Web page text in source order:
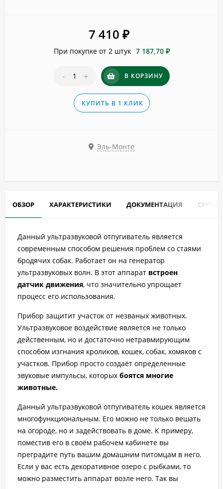
7 410 ₽
При покупке от 2 штук 7 187,70 ₽
- + В КОРЗИНУ
КУПИТЬ В 1 КЛИК
Эль-Монте
ОБЗОР ХАРАКТЕРИСТИКИ ДОКУМЕНТАЦИЯ
Данный ультразвуковой отпугиватель является
современным способом решения проблем со стаями
бродячих собак. Работает он на генератор
ультразвуковых волн. В этот аппарат встроен
датчик движения, что значительно упрощает
процесс его использования.
Прибор защитит участок от незваных животных.
Ультразвуковое воздействие является не только
действенным, но и достаточно нетравмирующим
способом изгнания кроликов, кошек, собак, хомяков с
участков. Прибор просто создаёт определенные
звуковые импульсы, которых боятся многие
животные.
Данный ультразвуковой отпугиватель кошек является
многофункциональным. Его можно не только вешать
на огороде, но и задействовать в доме. К примеру,
поместив его в своём рабочем кабинете вы
преградите путь вашим домашним питомцам в него.
Если у вас есть декоративное озеро с рыбками, то
можно разместить аппарат возле него. Так вы